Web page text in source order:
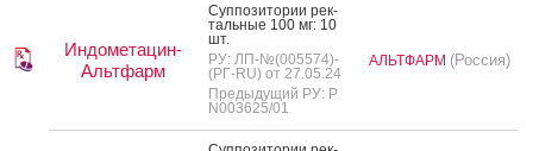
Индометацин-
Альтфарм
Суп­по­зито­рии рек­
таль­ные 100 мг: 10
шт.
РУ: ЛП-№(005574)-
(РГ-RU) от 27.05.24
Предыдущий РУ: Р
N003625/01
АЛЬТФАРМ (Россия)